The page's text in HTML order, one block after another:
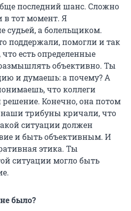
последний шанс. Сложно
в тот момент. Я
судьей, а болельщиком.
поддержали, помогли и так
есть определенные
объективно. Ты
и думаешь: а почему? А
что коллеги
Конечно, она потом
наши трибуны кричали, что
ситуации должен
и быть объективным. И
этика. Ты
ситуации могло быть
было?